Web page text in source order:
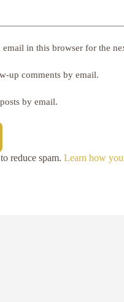
email in this browser for the
up comments by email.
by email.
reduce spam. Learn how